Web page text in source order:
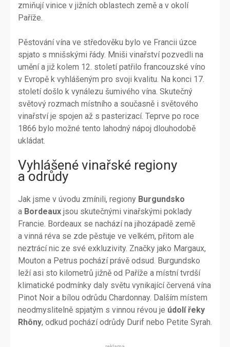
zmiňují vinice v jižních oblastech země a v okolí
Paříže.
Pěstování vína ve středověku bylo ve Francii úzce
spjato s mnišskými řády. Mniši vinařství pozvedli na
umění a již kolem 12. století patřilo francouzské víno
v Evropě k vyhlášeným pro svoji kvalitu. Na konci 17.
století došlo k vynálezu šumivého vína. Skutečný
světový rozmach místního a současně i světového
vinařství je spojen až s pasterizací. Teprve po roce
1866 bylo možné tento lahodný nápoj dlouhodobě
ukládat.
Vyhlášené vinařské regiony
a odrůdy
Jak jsme v úvodu zmínili, regiony Burgundsko
a Bordeaux jsou skutečnými vinařskými poklady
Francie. Bordeaux se nachází na jihozápadě země
a vinná réva se zde pěstuje ve velkém, přitom ale
neztrácí nic ze své exkluzivity. Značky jako Margaux,
Mouton a Petrus pochází právě odsud. Burgundsko
leží asi sto kilometrů jižně od Paříže a místní tvrdší
klimatické podmínky daly světu vynikající červená vína
Pinot Noir a bílou odrůdu Chardonnay. Dalším místem
neodmyslitelně spjatým s vinnou révou je údolí řeky
Rhôny, odkud pochází odrůdy Durif nebo Petite Syrah.